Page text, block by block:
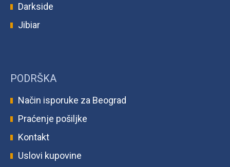
Darkside
Jibiar
PODRŠKA
Način isporuke za Beograd
Praćenje pošiljke
Kontakt
Uslovi kupovine